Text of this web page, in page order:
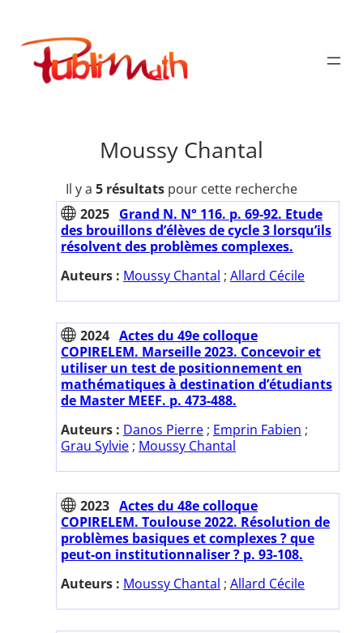
contenu
Publimath
Moussy Chantal
Il y a 5 résultats pour cette recherche
2025 Grand N. N° 116. p. 69-92. Etude
des brouillons d’élèves de cycle 3 lorsqu’ils
résolvent des problèmes complexes.
Auteurs : Moussy Chantal ; Allard Cécile
2024 Actes du 49e colloque
COPIRELEM. Marseille 2023. Concevoir et
utiliser un test de positionnement en
mathématiques à destination d’étudiants
de Master MEEF. p. 473-488.
Auteurs : Danos Pierre ; Emprin Fabien ;
Grau Sylvie ; Moussy Chantal
2023 Actes du 48e colloque
COPIRELEM. Toulouse 2022. Résolution de
problèmes basiques et complexes ? que
peut-on institutionnaliser ? p. 93-108.
Auteurs : Moussy Chantal ; Allard Cécile